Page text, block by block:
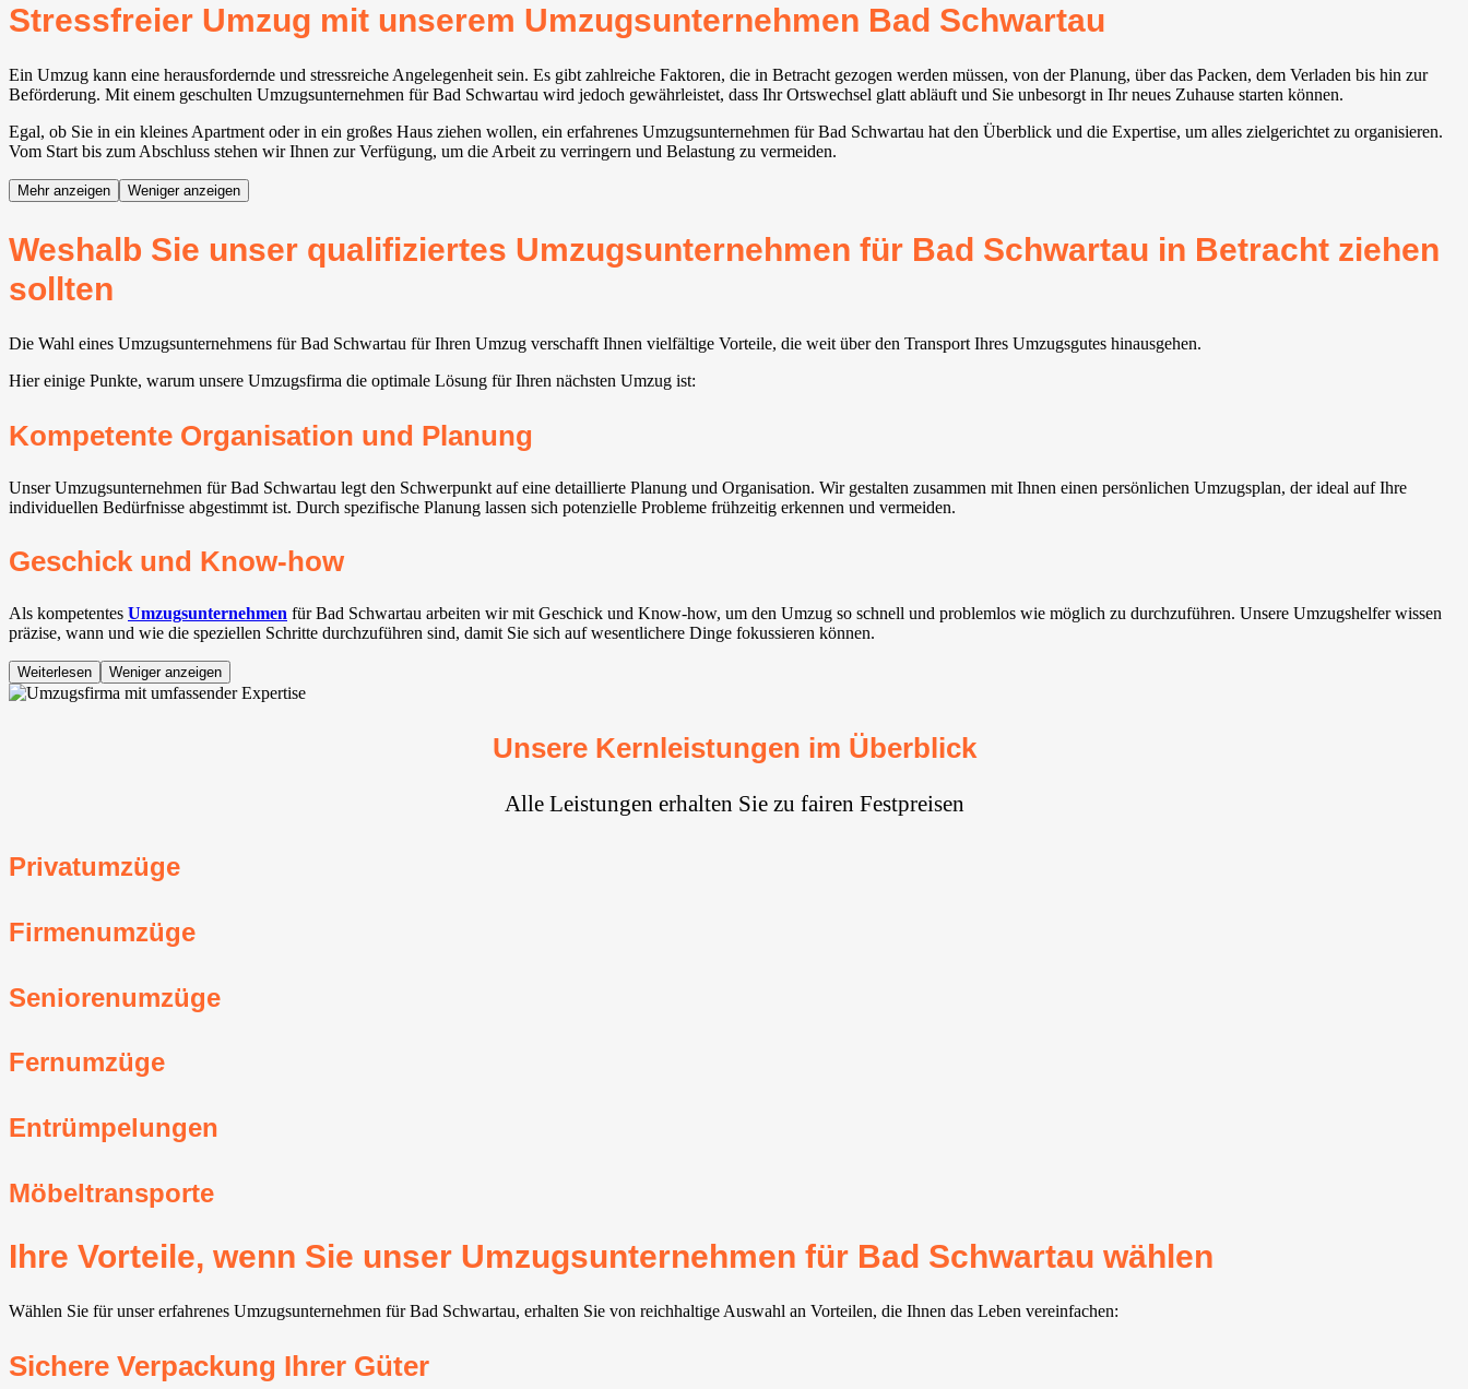
Stressfreier Umzug mit unserem Umzugsunternehmen Bad Schwartau
Ein Umzug kann eine herausfordernde und stressreiche Angelegenheit sein. Es gibt zahlreiche Faktoren, die in Betracht gezogen werden müssen, von der Planung, über das Packen, dem Verladen bis hin zur
Beförderung. Mit einem geschulten Umzugsunternehmen für Bad Schwartau wird jedoch gewährleistet, dass Ihr Ortswechsel glatt abläuft und Sie unbesorgt in Ihr neues Zuhause starten können.
Egal, ob Sie in ein kleines Apartment oder in ein großes Haus ziehen wollen, ein erfahrenes Umzugsunternehmen für Bad Schwartau hat den Überblick und die Expertise, um alles zielgerichtet zu organisieren.
Vom Start bis zum Abschluss stehen wir Ihnen zur Verfügung, um die Arbeit zu verringern und Belastung zu vermeiden.
Mehr anzeigen Weniger anzeigen
Weshalb Sie unser qualifiziertes Umzugsunternehmen für Bad Schwartau in Betracht ziehen
sollten
Die Wahl eines Umzugsunternehmens für Bad Schwartau für Ihren Umzug verschafft Ihnen vielfältige Vorteile, die weit über den Transport Ihres Umzugsgutes hinausgehen.
Hier einige Punkte, warum unsere Umzugsfirma die optimale Lösung für Ihren nächsten Umzug ist:
Kompetente Organisation und Planung
Unser Umzugsunternehmen für Bad Schwartau legt den Schwerpunkt auf eine detaillierte Planung und Organisation. Wir gestalten zusammen mit Ihnen einen persönlichen Umzugsplan, der ideal auf Ihre
individuellen Bedürfnisse abgestimmt ist. Durch spezifische Planung lassen sich potenzielle Probleme frühzeitig erkennen und vermeiden.
Geschick und Know-how
Als kompetentes Umzugsunternehmen für Bad Schwartau arbeiten wir mit Geschick und Know-how, um den Umzug so schnell und problemlos wie möglich zu durchzuführen. Unsere Umzugshelfer wissen
präzise, wann und wie die speziellen Schritte durchzuführen sind, damit Sie sich auf wesentlichere Dinge fokussieren können.
Weiterlesen Weniger anzeigen
Unsere Kernleistungen im Überblick
Alle Leistungen erhalten Sie zu fairen Festpreisen
Privatumzüge
Firmenumzüge
Seniorenumzüge
Fernumzüge
Entrümpelungen
Möbeltransporte
Ihre Vorteile, wenn Sie unser Umzugsunternehmen für Bad Schwartau wählen
Wählen Sie für unser erfahrenes Umzugsunternehmen für Bad Schwartau, erhalten Sie von reichhaltige Auswahl an Vorteilen, die Ihnen das Leben vereinfachen:
Sichere Verpackung Ihrer Güter